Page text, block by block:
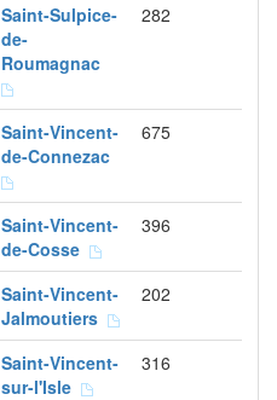
Saint-Sulpice-
de-
Roumagnac
282
Saint-Vincent-
de-Connezac
675
Saint-Vincent-
de-Cosse
396
Saint-Vincent-
Jalmoutiers
202
Saint-Vincent-
sur-l'Isle
316